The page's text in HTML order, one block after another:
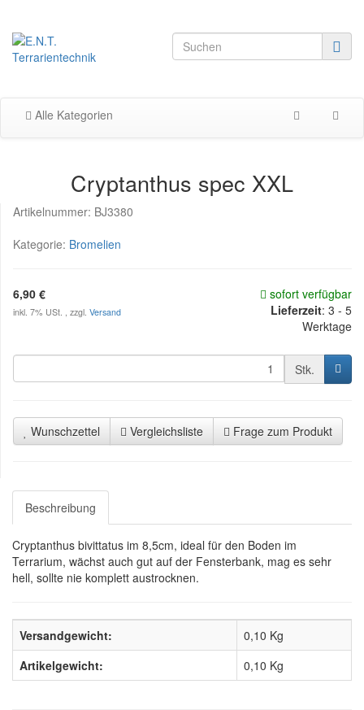
Alle Kategorien
Cryptanthus spec XXL
Artikelnummer: BJ3380
Kategorie: Bromelien
6,90 €
inkl. 7% USt. , zzgl. Versand
sofort verfügbar
Lieferzeit: 3 - 5
Werktage
Stk.
Wunschzettel Vergleichsliste Frage zum Produkt
Beschreibung
Cryptanthus bivittatus im 8,5cm, ideal für den Boden im
Terrarium, wächst auch gut auf der Fensterbank, mag es sehr
hell, sollte nie komplett austrocknen.
Versandgewicht:
0,10 Kg
Artikelgewicht:
0,10 Kg